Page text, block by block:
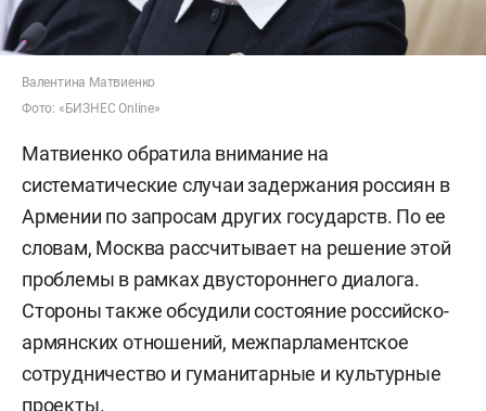
Валентина Матвиенко
Фото: «БИЗНЕС Online»
Матвиенко обратила внимание на
систематические случаи задержания россиян в
Армении по запросам других государств. По ее
словам, Москва рассчитывает на решение этой
проблемы в рамках двустороннего диалога.
Стороны также обсудили состояние российско-
армянских отношений, межпарламентское
сотрудничество и гуманитарные и культурные
проекты.